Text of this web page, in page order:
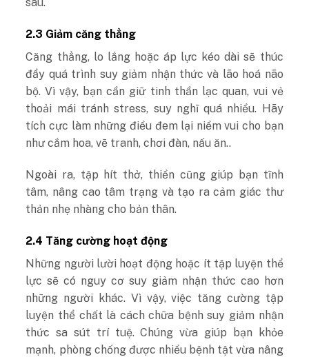
2.3 Giảm căng thẳng
Căng thẳng, lo lắng hoặc áp lực kéo dài sẽ thúc
đẩy quá trình suy giảm nhận thức và lão hoá não
bộ. Vì vậy, bạn cần giữ tinh thần lạc quan, vui vẻ
thoải mái tránh stress, suy nghĩ quá nhiều. Hãy
tích cực làm những điều đem lại niềm vui cho bạn
như cắm hoa, vẽ tranh, chơi đàn, nấu ăn..
Ngoài ra, tập hít thở, thiền cũng giúp bạn tĩnh
tâm, nâng cao tâm trạng và tạo ra cảm giác thư
thản nhẹ nhàng cho bản thân.
2.4 Tăng cường hoạt động
Những người lười hoạt động hoặc ít tập luyện thể
lực sẽ có nguy cơ suy giảm nhận thức cao hơn
những người khác. Vì vậy, việc tăng cường tập
luyện thể chất là cách chữa bệnh suy giảm nhận
thức sa sút trí tuệ. Chúng vừa giúp bạn khỏe
mạnh, phòng chống được nhiều bệnh tật vừa nâng